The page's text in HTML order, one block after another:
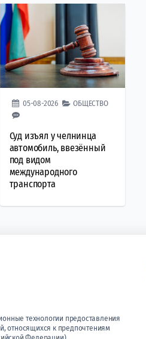
05-08-2026 ОБЩЕСТВО
Суд изъял у челнинца
автомобиль, ввезённый
под видом
международного
транспорта
технологии предоставления
относящихся к предпочтениям